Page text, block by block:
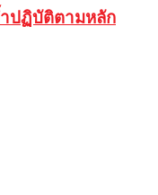
ปฏิบัติตามหลัก